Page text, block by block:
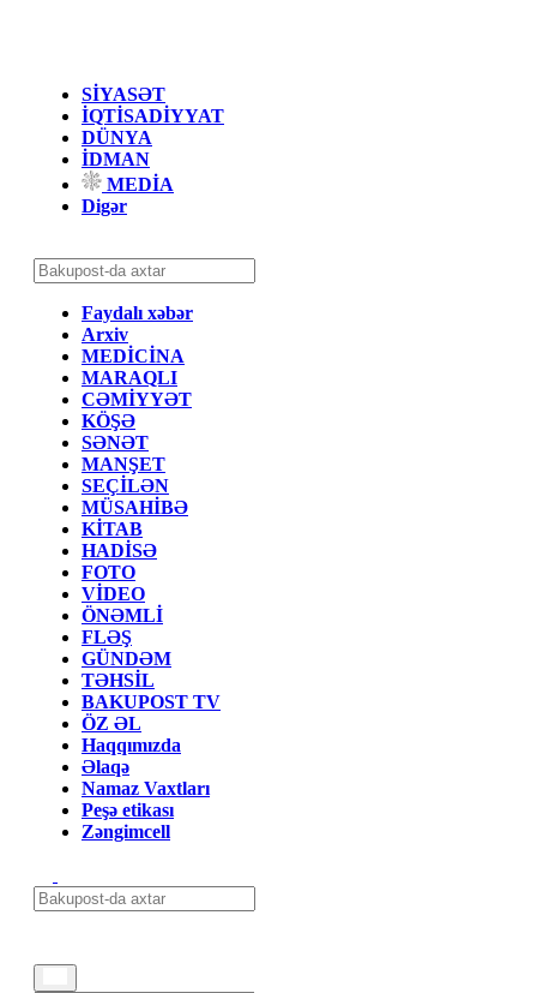
SİYASƏT
İQTİSADİYYAT
DÜNYA
İDMAN
MEDİA
Digər
Faydalı xəbər
Arxiv
MEDİCİNA
MARAQLI
CƏMİYYƏT
KÖŞƏ
SƏNƏT
MANŞET
SEÇİLƏN
MÜSAHİBƏ
KİTAB
HADİSƏ
FOTO
VİDEO
ÖNƏMLİ
FLƏŞ
GÜNDƏM
TƏHSİL
BAKUPOST TV
ÖZ ƏL
Haqqımızda
Əlaqə
Namaz Vaxtları
Peşə etikası
Zəngimcell